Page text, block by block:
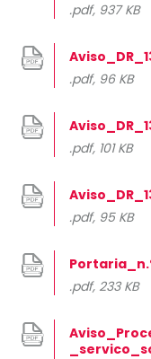
.pdf, 937 KB
.pdf, 96 KB
.pdf, 101 KB
.pdf, 95 KB
.pdf, 233 KB